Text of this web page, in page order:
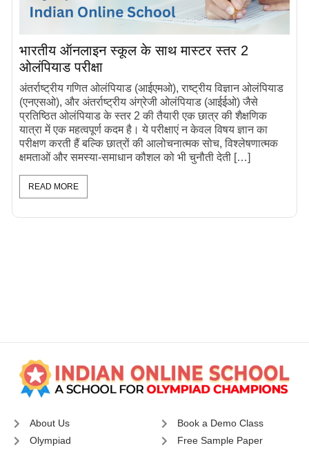
भारतीय ऑनलाइन स्कूल के साथ मास्टर स्तर 2
ओलंपियाड परीक्षा
अंतर्राष्ट्रीय गणित ओलंपियाड (आईएमओ), राष्ट्रीय विज्ञान ओलंपियाड
(एनएसओ), और अंतर्राष्ट्रीय अंग्रेजी ओलंपियाड (आईईओ) जैसे
प्रतिष्ठित ओलंपियाड के स्तर 2 की तैयारी एक छात्र की शैक्षणिक
यात्रा में एक महत्वपूर्ण कदम है। ये परीक्षाएं न केवल विषय ज्ञान का
परीक्षण करती हैं बल्कि छात्रों की आलोचनात्मक सोच, विश्लेषणात्मक
क्षमताओं और समस्या-समाधान कौशल को भी चुनौती देती […]
READ MORE
About Us
Olympiad
Book a Demo Class
Free Sample Paper